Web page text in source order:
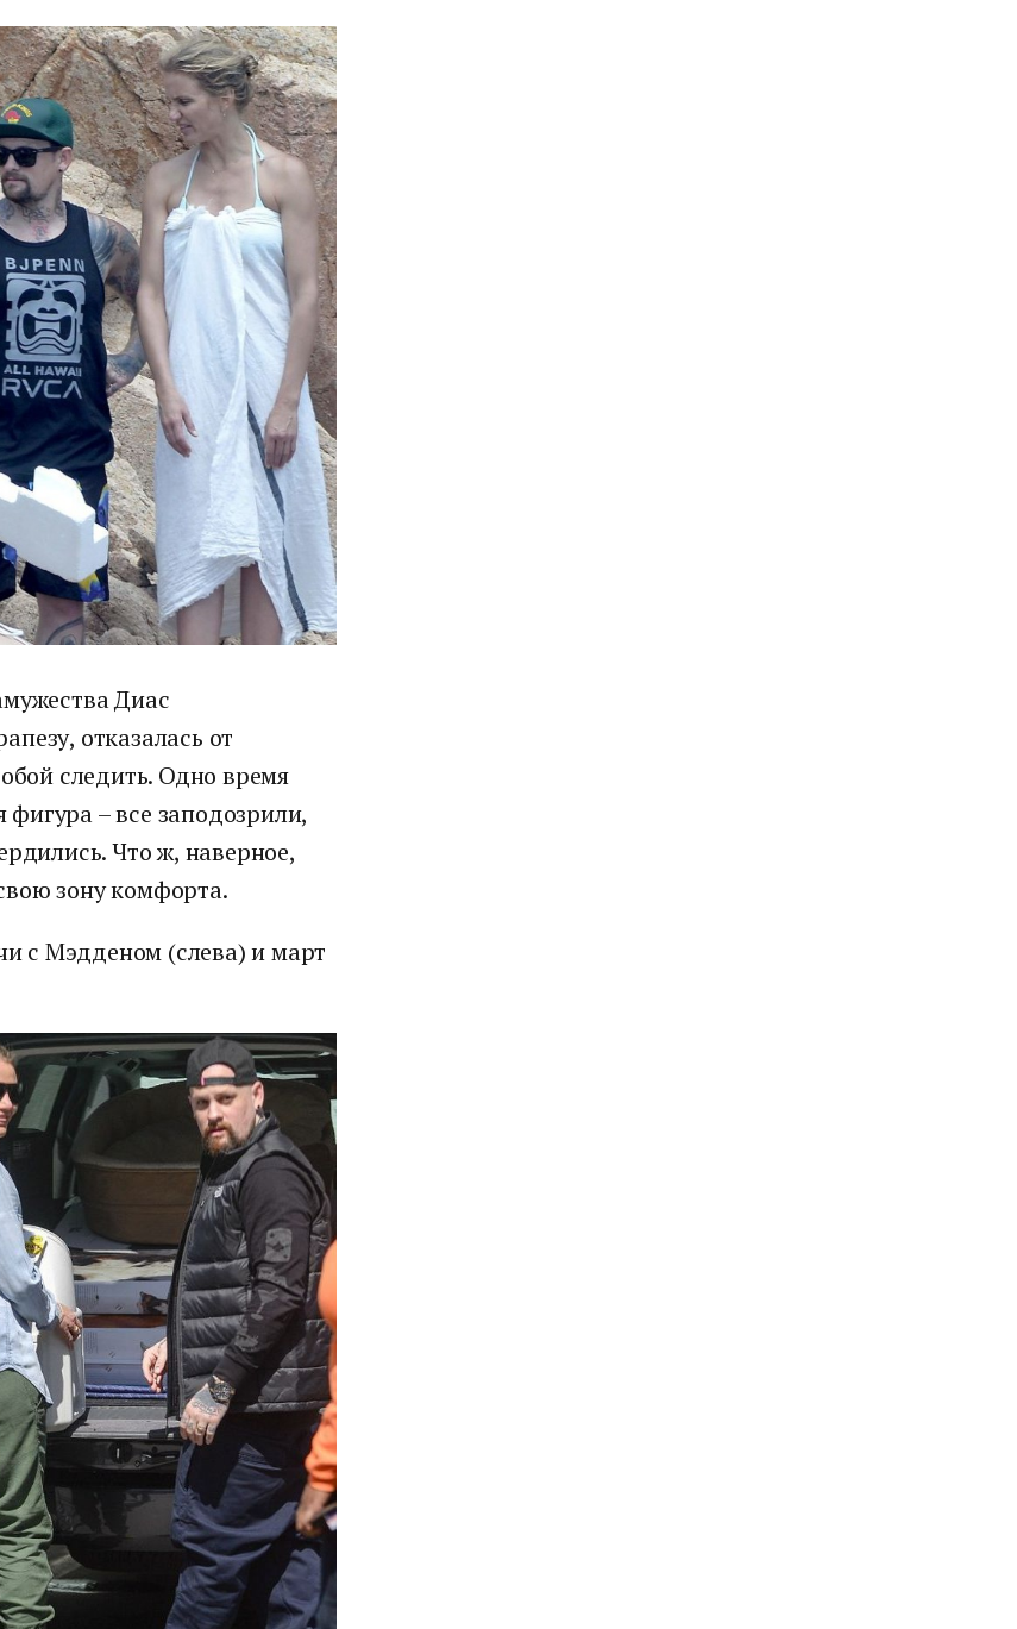
Диас
отказалась от
следить. Одно время
– все заподозрили,
Что ж, наверное,
зону комфорта.
с Мэдденом (слева) и март